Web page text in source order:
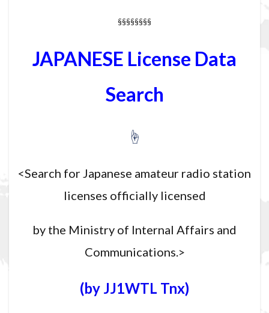
§§§§§§§§
JAPANESE License Data
Search
☝
<Search for Japanese amateur radio station
licenses officially licensed
by the Ministry of Internal Affairs and
Communications.>
(by JJ1WTL Tnx)